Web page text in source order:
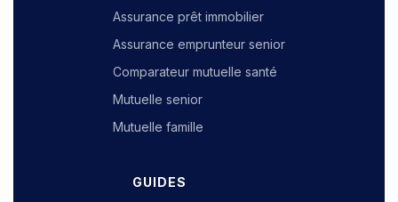
Assurance prêt immobilier
Assurance emprunteur senior
Comparateur mutuelle santé
Mutuelle senior
Mutuelle famille
GUIDES